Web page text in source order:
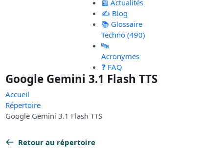
📰 Actualités
✍️ Blog
📚 Glossaire
Techno (490)
🔤
Acronymes
❓ FAQ
Google Gemini 3.1 Flash TTS
Accueil
Répertoire
Google Gemini 3.1 Flash TTS
Retour au répertoire